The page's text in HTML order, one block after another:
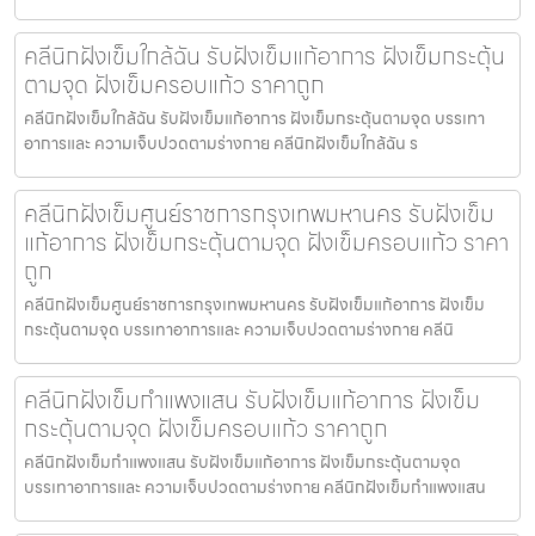
คลีนิกฝังเข็มใกล้ฉัน รับฝังเข็มแก้อาการ ฝังเข็มกระตุ้น
ตามจุด ฝังเข็มครอบแก้ว ราคาถูก
คลีนิกฝังเข็มใกล้ฉัน รับฝังเข็มแก้อาการ ฝังเข็มกระตุ้นตามจุด บรรเทา
อาการและ ความเจ็บปวดตามร่างกาย คลีนิกฝังเข็มใกล้ฉัน ร
คลีนิกฝังเข็มศูนย์ราชการกรุงเทพมหานคร รับฝังเข็ม
แก้อาการ ฝังเข็มกระตุ้นตามจุด ฝังเข็มครอบแก้ว ราคา
ถูก
คลีนิกฝังเข็มศูนย์ราชการกรุงเทพมหานคร รับฝังเข็มแก้อาการ ฝังเข็ม
กระตุ้นตามจุด บรรเทาอาการและ ความเจ็บปวดตามร่างกาย คลีนิ
คลีนิกฝังเข็มกำแพงแสน รับฝังเข็มแก้อาการ ฝังเข็ม
กระตุ้นตามจุด ฝังเข็มครอบแก้ว ราคาถูก
คลีนิกฝังเข็มกำแพงแสน รับฝังเข็มแก้อาการ ฝังเข็มกระตุ้นตามจุด
บรรเทาอาการและ ความเจ็บปวดตามร่างกาย คลีนิกฝังเข็มกำแพงแสน